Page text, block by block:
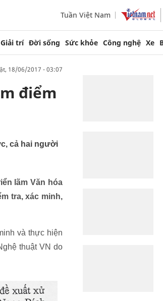
Tuần Việt Nam
trí Đời sống Sức khỏe Công nghệ Xe
18/06/2017 - 03:07
điểm
cả hai người
lãm Văn hóa
tra, xác minh,
và thực hiện
thuật VN do